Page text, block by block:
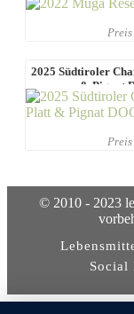
2025 Südtiroler
& Pignat
© 2010 - 2023
Social